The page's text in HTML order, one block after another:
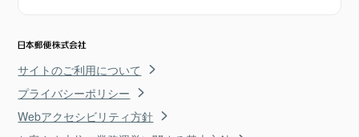
サイトのご利用について
プライバシーポリシー
Webアクセシビリティ方針